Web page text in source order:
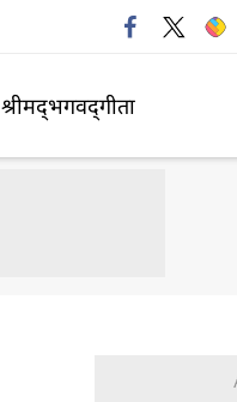
श्रीमद्‍भगवद्‍गीता